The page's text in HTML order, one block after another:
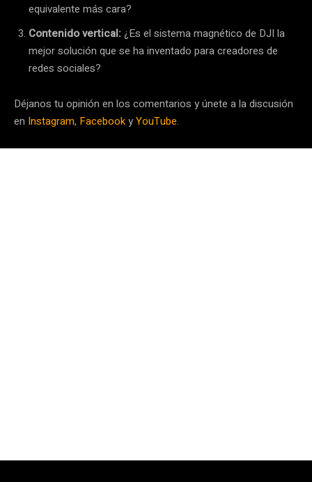
equivalente más cara?
Contenido vertical:¿Es el sistema magnético de DJI la
mejor solución que se ha inventado para creadores de
redes sociales?
Déjanos tu opinión en los comentarios y únete a la discusión
en Instagram, FacebookyYouTube.